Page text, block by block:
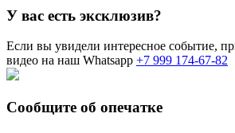
У вас есть эксклюзив?
Если вы увидели интересное событие,
видео на наш Whatsapp +7 999 174-67-82
Сообщите об опечатке